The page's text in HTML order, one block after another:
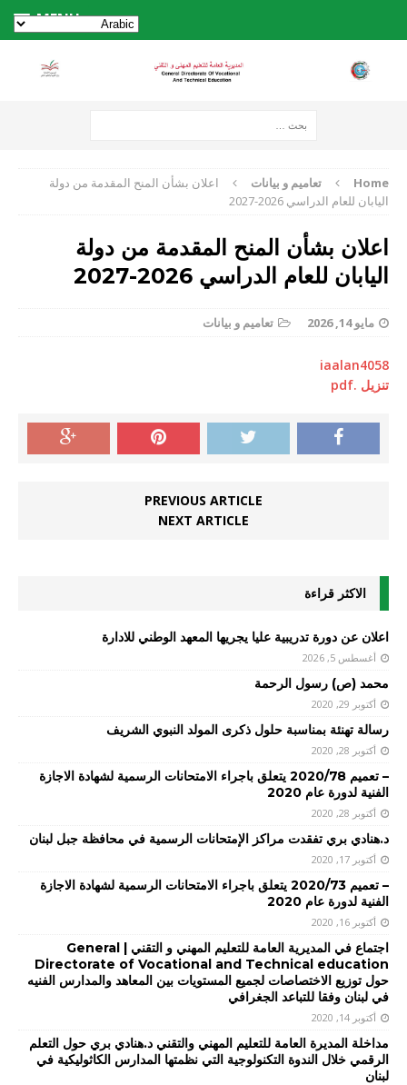
MENU
Home تعاميم و بيانات
اعلان بشأن المنح المقدمة من دولة
اليابان للعام الدراسي 2026-2027
اعلان بشأن المنح المقدمة من دولة
اليابان للعام الدراسي 2026-2027
مايو 14, 2026 تعاميم و بيانات
iaalan4058
تنزيل .pdf
PREVIOUS ARTICLE
NEXT ARTICLE
الاكثر قراءة
اعلان عن دورة تدريبية عليا يجريها المعهد الوطني للادارة
أغسطس 5, 2026
محمد (ص) رسول الرحمة
أكتوبر 29, 2020
رسالة تهنئة بمناسبة حلول ذكرى المولد النبوي الشريف
أكتوبر 28, 2020
– تعميم 2020/78 يتعلق باجراء الامتحانات الرسمية لشهادة الاجازة
الفنية لدورة عام 2020
أكتوبر 28, 2020
د.هنادي بري تفقدت مراكز الإمتحانات الرسمية في محافظة جبل لبنان
أكتوبر 17, 2020
– تعميم 2020/73 يتعلق باجراء الامتحانات الرسمية لشهادة الاجازة
الفنية لدورة عام 2020
أكتوبر 16, 2020
اجتماع في المديرية العامة للتعليم المهني و التقني | General
Directorate of Vocational and Technical education
حول توزيع الاختصاصات لجميع المستويات بين المعاهد والمدارس الفنيه
في لبنان وفقا للتباعد الجغرافي
أكتوبر 14, 2020
مداخلة المديرة العامة للتعليم المهني والتقني د.هنادي بري حول التعلم
الرقمي خلال الندوة التكنولوجية التي نظمتها المدارس الكاثوليكية في
لبنان